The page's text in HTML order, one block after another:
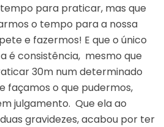
para praticar, mas que
o tempo para a nossa
e fazermos! E que o único
é consistência, mesmo que
30m num determinado
façamos o que pudermos,
julgamento. Que ela ao
gravidezes, acabou por ter